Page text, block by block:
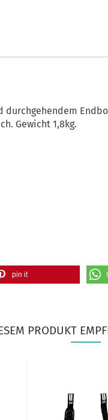
Gewicht 1,8kg.
pin it
PRODUKT